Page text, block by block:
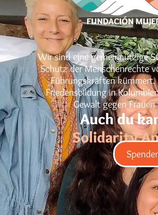
Wir sind eine gemeinnützige
Schutz der Menschenrechte
Führungskräften kümmert.
Friedensbildung in
Gewalt gegen
Auch du
Solidarity